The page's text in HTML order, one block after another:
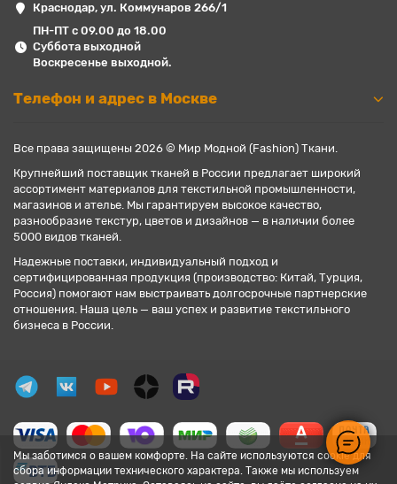
Мы заботимся о вашем комфорте. На сайте используются cookie для
сбора информации технического характера. Также мы используем
Краснодар, ул. Коммунаров 266/1
ПН-ПТ с 09.00 до 18.00
Суббота выходной
Воскресенье выходной.
Телефон и адрес в Москве
Все права защищены 2026 © Мир Модной (Fashion) Ткани.
Крупнейший поставщик тканей в России предлагает широкий
ассортимент материалов для текстильной промышленности,
магазинов и ателье. Мы гарантируем высокое качество,
разнообразие текстур, цветов и дизайнов — в наличии более
5000 видов тканей.
Надежные поставки, индивидуальный подход и
сертифицированная продукция (производство: Китай, Турция,
Россия) помогают нам выстраивать долгосрочные партнерские
отношения. Наша цель — ваш успех и развитие текстильного
бизнеса в России.